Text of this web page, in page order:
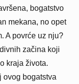
bogatstvo
mekana, no opet
A povrće uz nju?
začina koji
kraja života.
ovog bogatstva